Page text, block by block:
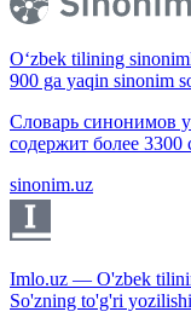
O‘zbek tilining
900 ga yaqin sinonim
Словарь синонимов
содержит более
sinonim.uz
Imlo.uz — O'zbek
So'zning to'g'ri